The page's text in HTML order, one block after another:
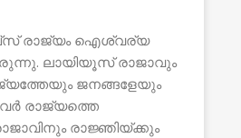
രാജ്യം ഐശ്വര്യ
ലായിയൂസ് രാജാവും
ജനങ്ങളേയും
രാജ്യത്തെ
രാജ്ഞിയ്ക്കും